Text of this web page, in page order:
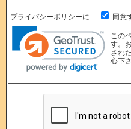
プライバシーポリシーに 同意
この
す。
され
心下